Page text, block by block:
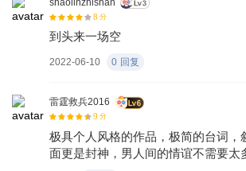
shaolinzhishan
8 分
到头来一场空
2022-06-10 0 回复
雷霆救兵2016
9 分
极具个人风格的作品，极简的台词，
面更是封神，男人间的情谊不需要太